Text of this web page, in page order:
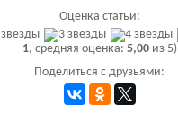
Оценка статьи:
1, средняя оценка: 5,00из 5)
Поделиться с друзьями: